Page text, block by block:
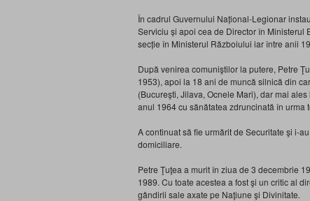
În cadrul Guvernului Național-Legionar
Serviciu și apoi cea de Director în Ministerul
secție în Ministerul Războiului iar între anii
După venirea comuniştilor la putere, Petre
1953), apoi la 18 ani de muncă silnică din
(Bucureşti, Jilava, Ocnele Mari), dar mai
anul 1964 cu sănătatea zdruncinată în urma
A continuat să fie urmărit de Securitate şi i-
domiciliare.
Petre Ţuţea a murit în ziua de 3 decembrie
1989. Cu toate acestea a fost şi un critic al
gândirii sale axate pe Naţiune şi Divinitate.